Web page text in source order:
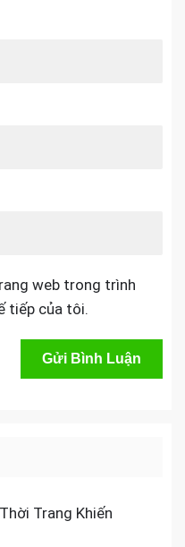
web trong trình
tiếp của tôi.
Trang Khiến